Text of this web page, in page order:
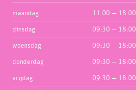
maandag 11:00 — 18:00
dinsdag 09:30 — 18:00
woensdag 09:30 — 18:00
donderdag 09:30 — 18:00
vrijdag 09:30 — 18:00